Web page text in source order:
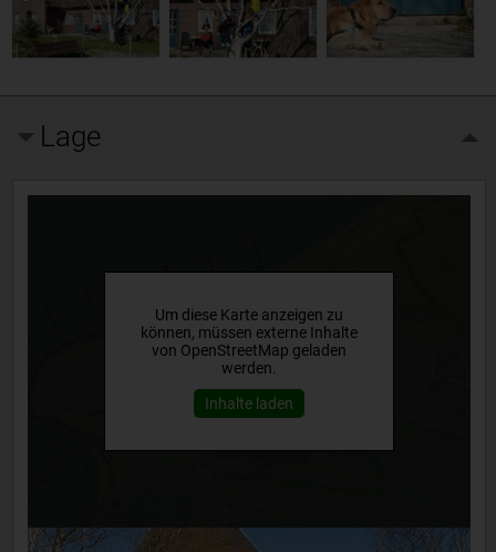
Lage
Um diese Karte anzeigen zu
können, müssen externe Inhalte
von OpenStreetMap geladen
werden.
Inhalte laden